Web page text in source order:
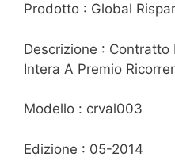
Prodotto : Global
Descrizione :
Intera A Premio
Modello : crval003
Edizione : 05-2014